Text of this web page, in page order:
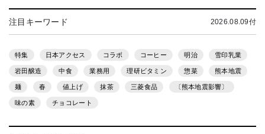
注目キーワード 2026.08.09付
特集 日本アクセス コラボ コーヒー 明治 雪印乳業
岩田醸造 中食 業務用 理研ビタミン 惣菜 熊本地震
麺 春 値上げ 抹茶 三菱食品 〔熊本地震影響〕
味の素 チョコレート